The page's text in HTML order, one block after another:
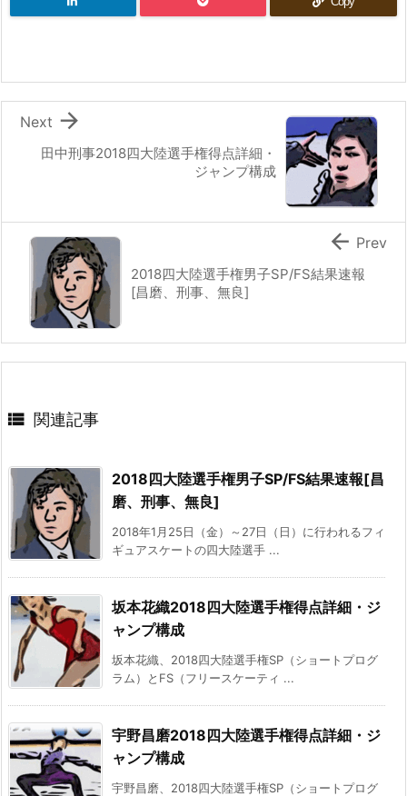
田中刑事2018四大陸選手権得点詳細・
ジャンプ構成

Next
2018四大陸選手権男子SP/FS結果速報
[昌磨、刑事、無良]
 Prev
 関連記事
2018四大陸選手権男子SP/FS結果速報[昌
磨、刑事、無良]
2018年1月25日（金）～27日（日）に行われるフィ
ギュアスケートの四大陸選手 ...
坂本花織2018四大陸選手権得点詳細・ジ
ャンプ構成
坂本花織、2018四大陸選手権SP（ショートプログ
ラム）とFS（フリースケーティ ...
宇野昌磨2018四大陸選手権得点詳細・ジ
ャンプ構成
宇野昌磨、2018四大陸選手権SP（ショートプログ